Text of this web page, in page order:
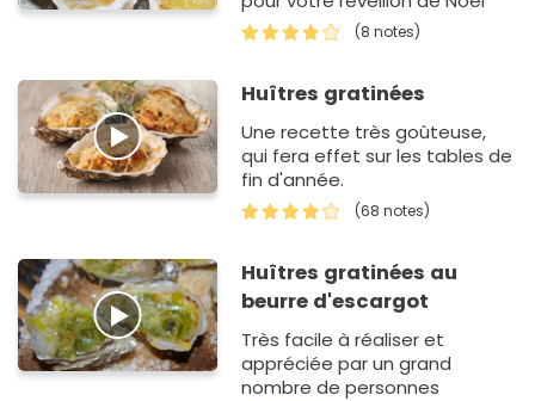
(8 notes)
Huîtres gratinées
Une recette très goûteuse,
qui fera effet sur les tables de
fin d'année.
(68 notes)
Huîtres gratinées au
beurre d'escargot
Très facile à réaliser et
appréciée par un grand
nombre de personnes